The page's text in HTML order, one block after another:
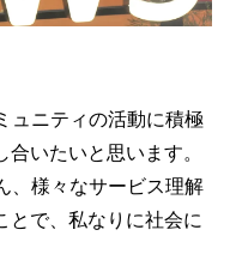
ュニティの活動に積極
いたいと思います。
、様々なサービス理解
とで、私なりに社会に